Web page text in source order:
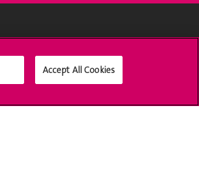
Accept All Cookies